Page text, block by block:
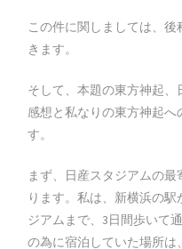
この件に関しましては、
きます。
そして、本題の東方神起
感想と私なりの東方神起へ
す。
まず、日産スタジアムの
ります。私は、新横浜の
ジアムまで、3日間歩いて
の為に宿泊していた場所は